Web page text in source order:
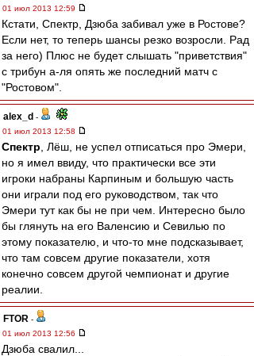
01 июл 2013 12:59
Кстати, Спектр, Дзюба забивал уже в Ростове?
Если нет, то теперь шансы резко возросли. Рад
за него) Плюс не будет слышать "приветствия"
с трибун а-ля опять же последний матч с
"Ростовом".
alex_d -
01 июл 2013 12:58
Спектр , Лёш, не успел отписаться про Эмери,
но я имел ввиду, что практически все эти
игроки набраны Карпиным и большую часть
они играли под его руководством, так что
Эмери тут как бы не при чем. Интересно было
бы глянуть на его Валенсию и Севилью по
этому показателю, и что-то мне подсказывает,
что там совсем другие показатели, хотя
конечно совсем другой чемпионат и другие
реалии.
FTOR -
01 июл 2013 12:56
Дзюба свалил...